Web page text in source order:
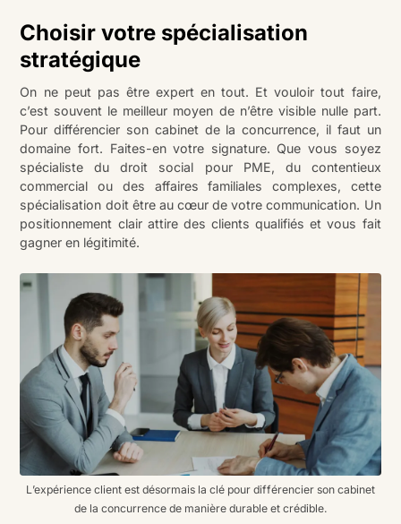
Choisir votre spécialisation
stratégique
On ne peut pas être expert en tout. Et vouloir tout faire,
c’est souvent le meilleur moyen de n’être visible nulle part.
Pour différencier son cabinet de la concurrence, il faut un
domaine fort. Faites-en votre signature. Que vous soyez
spécialiste du droit social pour PME, du contentieux
commercial ou des affaires familiales complexes, cette
spécialisation doit être au cœur de votre communication. Un
positionnement clair attire des clients qualifiés et vous fait
gagner en légitimité.
L’expérience client est désormais la clé pour différencier son cabinet
de la concurrence de manière durable et crédible.